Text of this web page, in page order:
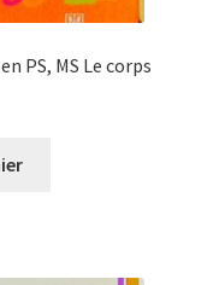
PS, MS Le corps